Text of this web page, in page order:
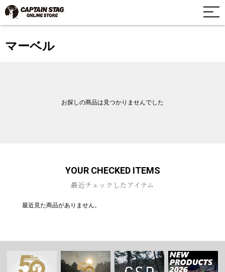
マーベル
お探しの商品は見つかりませんでした
YOUR CHECKED ITEMS
最近チェックしたアイテム
最近見た商品がありません。